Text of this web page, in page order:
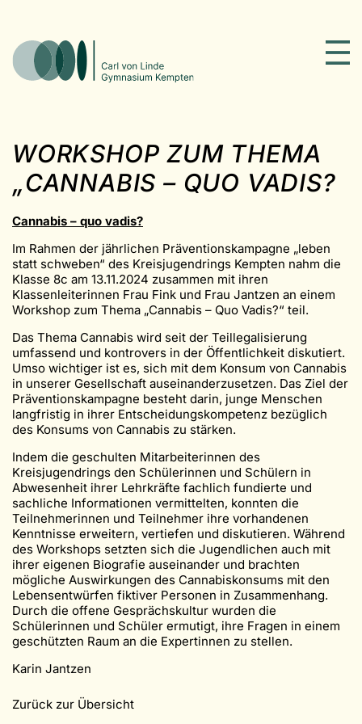
WORKSHOP ZUM THEMA
„CANNABIS – QUO VADIS?
Cannabis – quo vadis?
Im Rahmen der jährlichen Präventionskampagne „leben
statt schweben“ des Kreisjugendrings Kempten nahm die
Klasse 8c am 13.11.2024 zusammen mit ihren
Klassenleiterinnen Frau Fink und Frau Jantzen an einem
Workshop zum Thema „Cannabis – Quo Vadis?“ teil.
Das Thema Cannabis wird seit der Teillegalisierung
umfassend und kontrovers in der Öffentlichkeit diskutiert.
Umso wichtiger ist es, sich mit dem Konsum von Cannabis
in unserer Gesellschaft auseinanderzusetzen. Das Ziel der
Präventionskampagne besteht darin, junge Menschen
langfristig in ihrer Entscheidungskompetenz bezüglich
des Konsums von Cannabis zu stärken.
Indem die geschulten Mitarbeiterinnen des
Kreisjugendrings den Schülerinnen und Schülern in
Abwesenheit ihrer Lehrkräfte fachlich fundierte und
sachliche Informationen vermittelten, konnten die
Teilnehmerinnen und Teilnehmer ihre vorhandenen
Kenntnisse erweitern, vertiefen und diskutieren. Während
des Workshops setzten sich die Jugendlichen auch mit
ihrer eigenen Biografie auseinander und brachten
mögliche Auswirkungen des Cannabiskonsums mit den
Lebensentwürfen fiktiver Personen in Zusammenhang.
Durch die offene Gesprächskultur wurden die
Schülerinnen und Schüler ermutigt, ihre Fragen in einem
geschützten Raum an die Expertinnen zu stellen.
Karin Jantzen
Zurück zur Übersicht